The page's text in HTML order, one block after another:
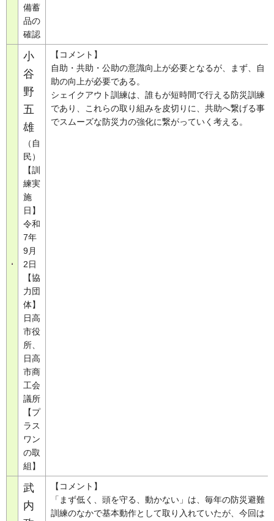
備蓄
品の
確認
小
谷
野
五
雄
（自
民）
【訓
練実
施
日】
令和
7年
9月
2日
【協
力団
体】
日高
市役
所、
日高
市商
工会
議所
【プ
ラス
ワン
の取
組】
【コメント】
自助・共助・公助の意識向上が必要となるが、まず、自
助の向上が必要である。
シェイクアウト訓練は、誰もが短時間で行える防災訓練
であり、これらの取り組みを皮切りに、共助へ繋げる事
でスムーズな防災力の強化に繋がっていく考える。
武
内
【コメント】
「まず低く、頭を守る、動かない」は、毎年の防災避難
訓練のなかで基本動作として取り入れていたが、今回は